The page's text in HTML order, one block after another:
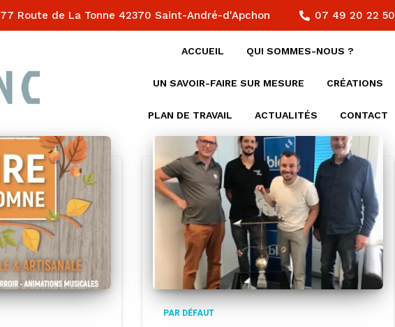
77 Route de La Tonne 42370 Saint-André-d'Apchon 07 49 20 22 50
ACCUEIL QUI SOMMES-NOUS ?
UN SAVOIR-FAIRE SUR MESURE CRÉATIONS
PLAN DE TRAVAIL ACTUALITÉS CONTACT
PAR DÉFAUT